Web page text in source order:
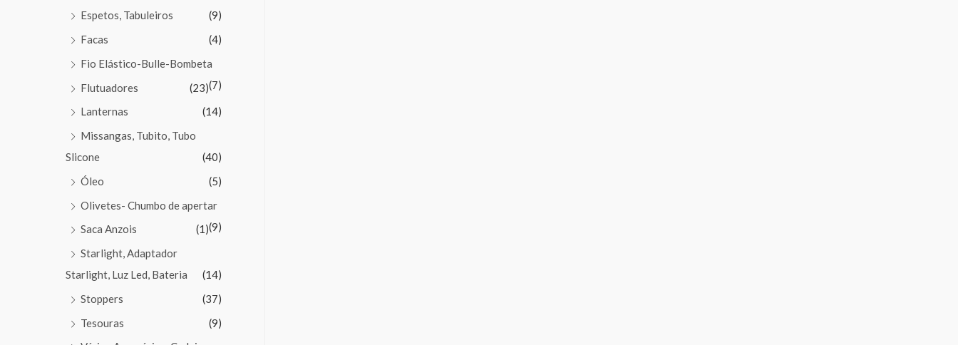
Espetos, Tabuleiros
(9)
Facas
(4)
Fio Elástico-Bulle-Bombeta
(7)
Flutuadores
(23)
Lanternas
(14)
Missangas, Tubito, Tubo
Slicone
(40)
Óleo
(5)
Olivetes- Chumbo de apertar
(9)
Saca Anzois
(1)
Starlight, Adaptador
Starlight, Luz Led, Bateria
(14)
Stoppers
(37)
Tesouras
(9)